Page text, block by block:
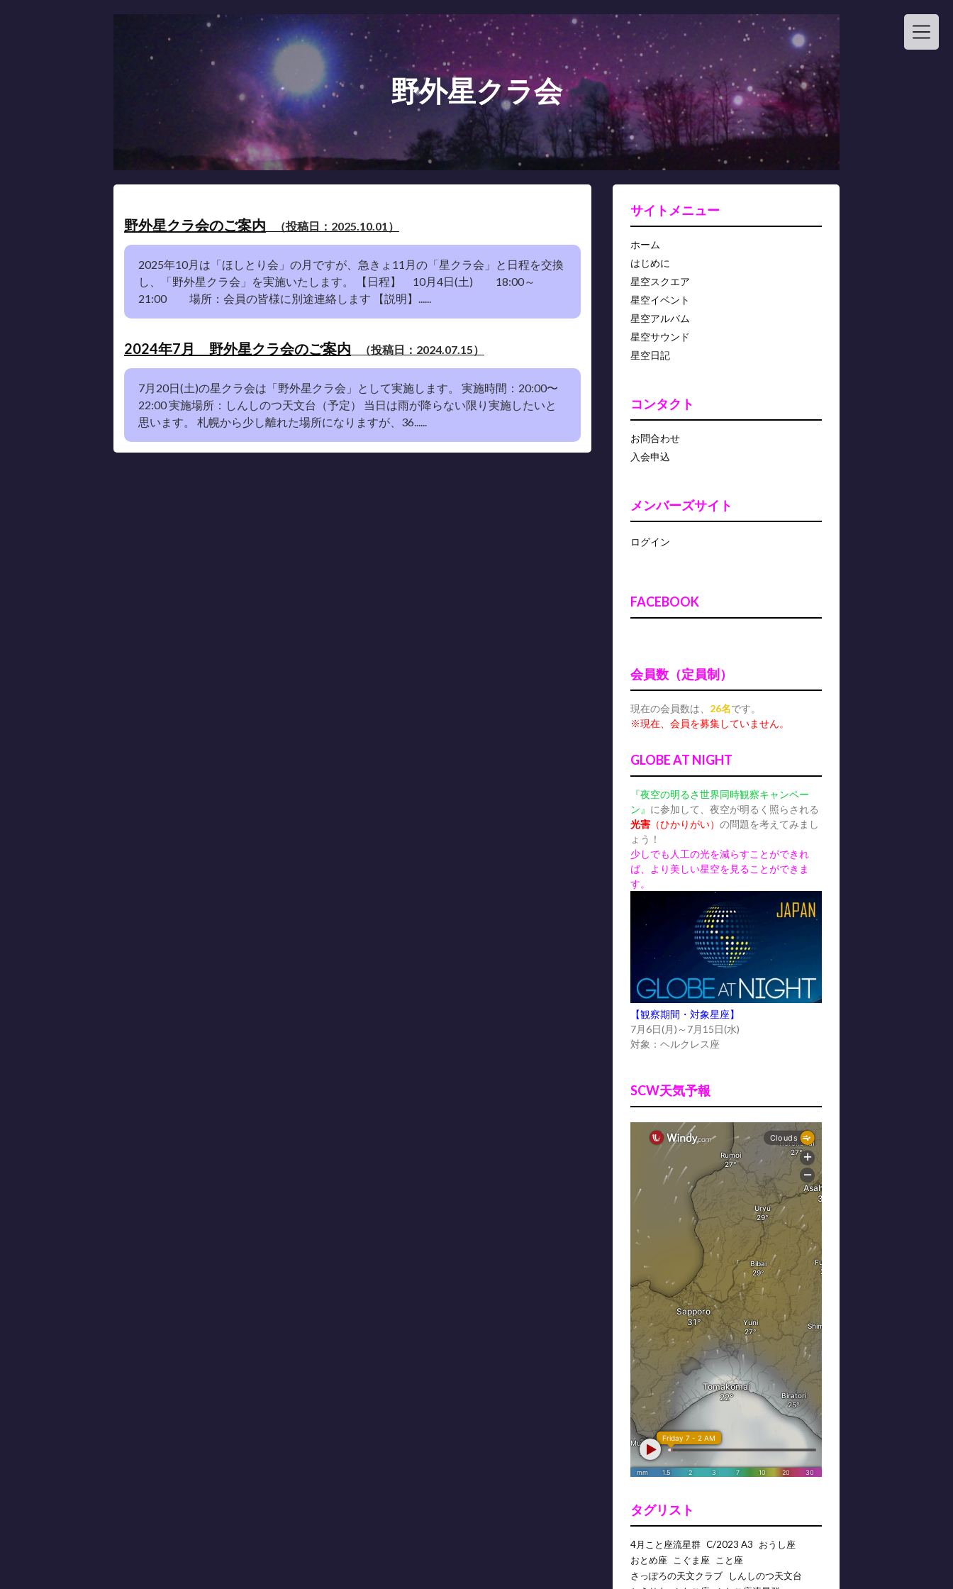
野外星クラ会
野外星クラ会のご案内 （投稿日：2025.10.01）
2025年10月は「ほしとり会」の月ですが、急きょ11月の「星クラ会」と日程を交換
し、「野外星クラ会」を実施いたします。 【日程】 10月4日(土) 18:00～
21:00 場所：会員の皆様に別途連絡します 【説明】......
2024年7月 野外星クラ会のご案内 （投稿日：2024.07.15）
7月20日(土)の星クラ会は「野外星クラ会」として実施します。 実施時間：20:00〜
22:00 実施場所：しんしのつ天文台（予定） 当日は雨が降らない限り実施したいと
思います。 札幌から少し離れた場所になりますが、36......
サイトメニュー
ホーム
はじめに
星空スクエア
星空イベント
星空アルバム
星空サウンド
星空日記
コンタクト
お問合わせ
入会申込
メンバーズサイト
ログイン
FACEBOOK
会員数（定員制）
現在の会員数は、 26名です。
※現在、会員を募集していません。
GLOBE AT NIGHT
『夜空の明るさ世界同時観察キャンペー
ン』 に参加して、夜空が明るく照らされる
光害 （ひかりがい）の問題を考えてみまし
ょう！
少しでも人工の光を減らすことができれ
ば、より美しい星空を見ることができま
す。
【観察期間・対象星座】
7月6日(月)～7月15日(水)
対象：ヘルクレス座
SCW天気予報
タグリスト
4月こと座流星群 C/2023 A3
おうし座
おとめ座
こぐま座
こと座
さっぽろの天文クラブ
しんしのつ天文台